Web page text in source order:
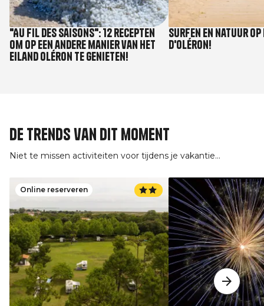
"Au fil des saisons": 12 recepten
om op een andere manier van het
eiland Oléron te genieten!
Surfen en natuur
d'Oléron!
De trends van dit moment
Niet te missen activiteiten voor tijdens je vakantie...
Online reserveren